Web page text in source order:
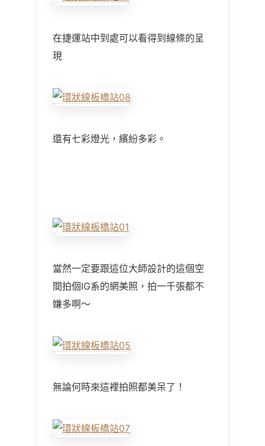
在捷運站中到處可以看得到線條的呈
現
還有七彩燈光，繽紛多彩。
當然一定要跟這位大師設計的這個空
間拍個IG系的網美照，拍一千張都不
嫌多啊～
無論何時來這裡拍照都美呆了！